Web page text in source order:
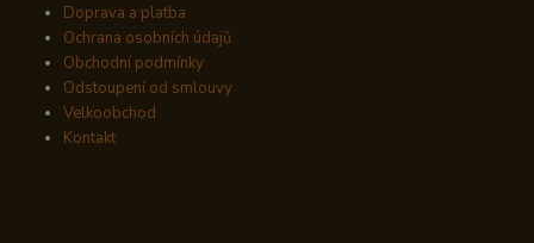
Doprava a platba
Ochrana osobních údajů
Obchodní podmínky
Odstoupení od smlouvy
Velkoobchod
Kontakt